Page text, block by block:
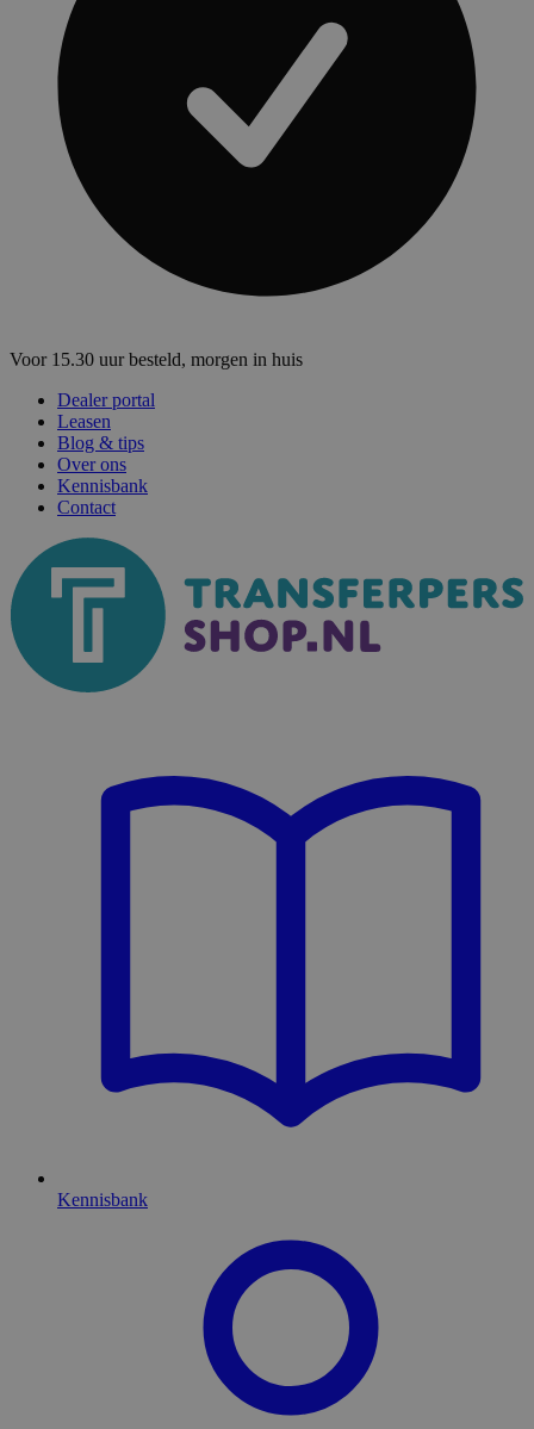
Voor 15.30 uur besteld, morgen in huis
Dealer portal
Leasen
Blog & tips
Over ons
Kennisbank
Contact
Kennisbank